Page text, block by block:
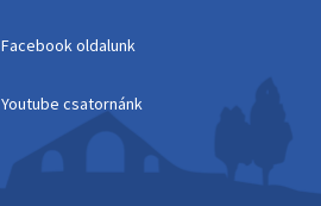
Facebook oldalunk
Youtube csatornánk